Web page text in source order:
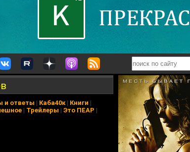
и ответы | Каба40к| Книги |
| Трейлеры | Это ПЕАР |